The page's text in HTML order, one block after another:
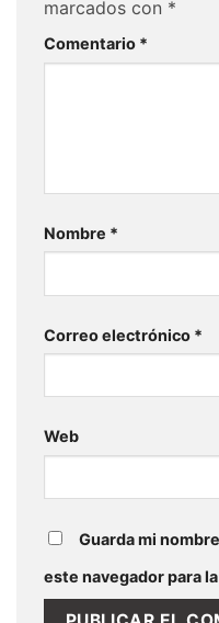
marcados con *
Comentario *
Nombre *
Correo electrónico *
Web
Guarda mi
este navegador para